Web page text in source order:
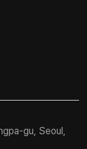
gu, Seoul,